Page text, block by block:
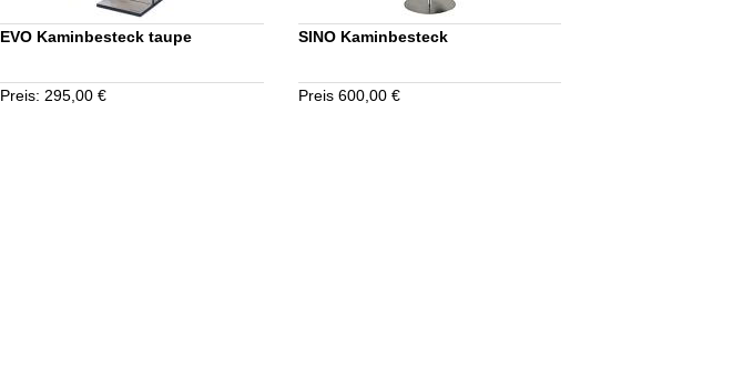
EVO Kaminbesteck taupe
Preis: 295,00 €
SINO Kaminbesteck
Preis 600,00 €